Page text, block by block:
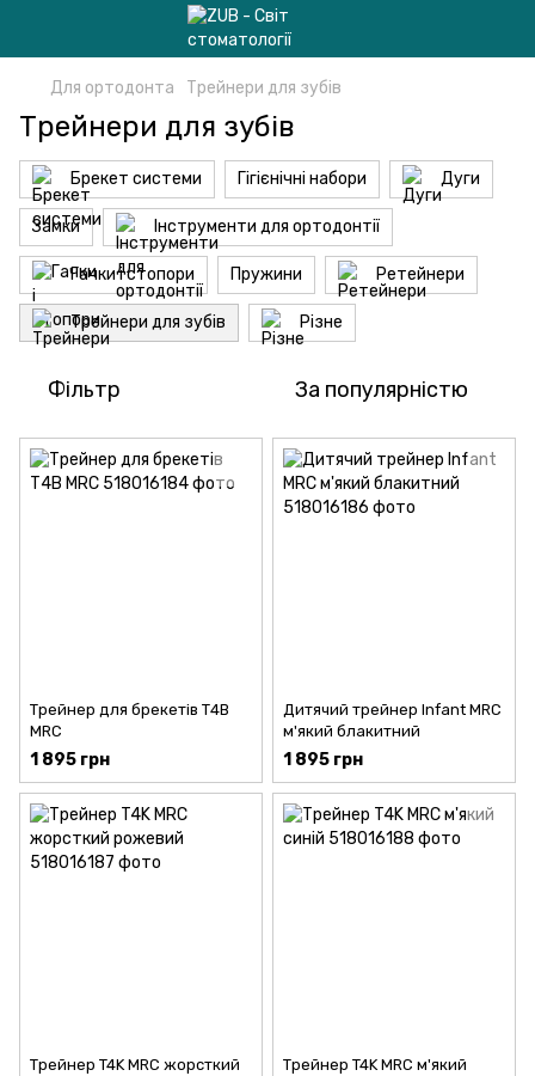
Для ортодонта Трейнери для зубів
Трейнери для зубів
Брекет системи Гігієнічні набори Дуги
Замки Інструменти для ортодонтії
Гачки і стопори Пружини Ретейнери
Трейнери для зубів Різне
Фільтр За популярністю
Трейнер для брекетів Т4В
MRC
1 895 грн
Дитячий трейнер Infant MRC
м'який блакитний
1 895 грн
Трейнер T4K MRC жорсткий
Трейнер T4K MRC м'який